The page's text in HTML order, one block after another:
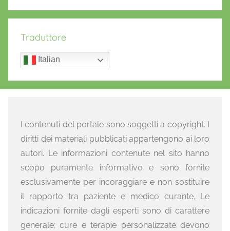
Traduttore
Italian
I contenuti del portale sono soggetti a copyright. I
diritti dei materiali pubblicati appartengono ai loro
autori. Le informazioni contenute nel sito hanno
scopo puramente informativo e sono fornite
esclusivamente per incoraggiare e non sostituire
il rapporto tra paziente e medico curante. Le
indicazioni fornite dagli esperti sono di carattere
generale: cure e terapie personalizzate devono